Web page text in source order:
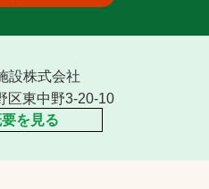
設株式会社
区東中野3-20-10
を見る